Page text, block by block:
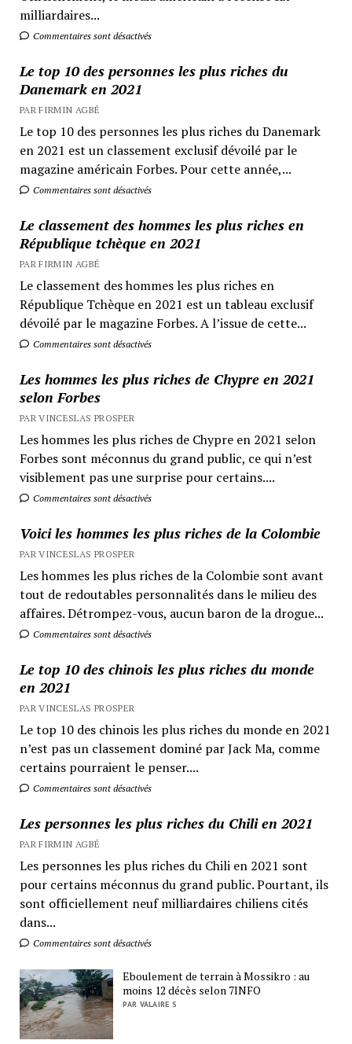
milliardaires...
Commentaires sont désactivés
Le top 10 des personnes les plus riches du
Danemark en 2021
PAR FIRMIN AGBÉ
Le top 10 des personnes les plus riches du Danemark
en 2021 est un classement exclusif dévoilé par le
magazine américain Forbes. Pour cette année,...
Commentaires sont désactivés
Le classement des hommes les plus riches en
République tchèque en 2021
PAR FIRMIN AGBÉ
Le classement des hommes les plus riches en
République Tchèque en 2021 est un tableau exclusif
dévoilé par le magazine Forbes. A l’issue de cette...
Commentaires sont désactivés
Les hommes les plus riches de Chypre en 2021
selon Forbes
PAR VINCESLAS PROSPER
Les hommes les plus riches de Chypre en 2021 selon
Forbes sont méconnus du grand public, ce qui n’est
visiblement pas une surprise pour certains....
Commentaires sont désactivés
Voici les hommes les plus riches de la Colombie
PAR VINCESLAS PROSPER
Les hommes les plus riches de la Colombie sont avant
tout de redoutables personnalités dans le milieu des
affaires. Détrompez-vous, aucun baron de la drogue...
Commentaires sont désactivés
Le top 10 des chinois les plus riches du monde
en 2021
PAR VINCESLAS PROSPER
Le top 10 des chinois les plus riches du monde en 2021
n’est pas un classement dominé par Jack Ma, comme
certains pourraient le penser....
Commentaires sont désactivés
Les personnes les plus riches du Chili en 2021
PAR FIRMIN AGBÉ
Les personnes les plus riches du Chili en 2021 sont
pour certains méconnus du grand public. Pourtant, ils
sont officiellement neuf milliardaires chiliens cités
dans...
Commentaires sont désactivés
Eboulement de terrain à Mossikro : au
moins 12 décès selon 7INFO
PAR VALAIRE S